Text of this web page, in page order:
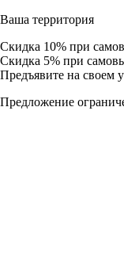
Ваша территория
Скидка 10% при
Скидка 5% при
Предъявите на своем
Предложение